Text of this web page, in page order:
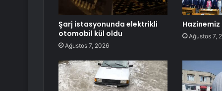
Şarj istasyonunda elektrikli
otomobil kül oldu
Ağustos 7, 2026
Ağustos 7,